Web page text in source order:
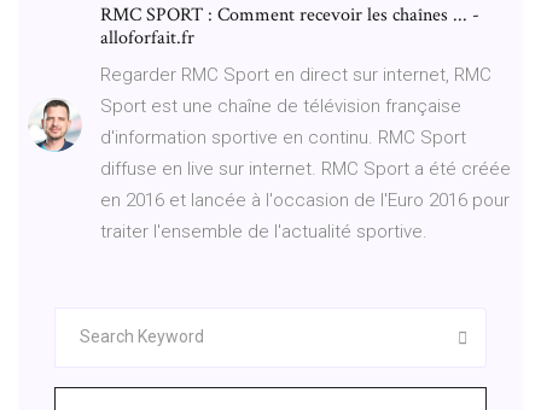
RMC SPORT : Comment recevoir les chaînes ... -
alloforfait.fr
Regarder RMC Sport en direct sur internet, RMC
Sport est une chaîne de télévision française
d'information sportive en continu. RMC Sport
diffuse en live sur internet. RMC Sport a été créée
en 2016 et lancée à l'occasion de l'Euro 2016 pour
traiter l'ensemble de l'actualité sportive.